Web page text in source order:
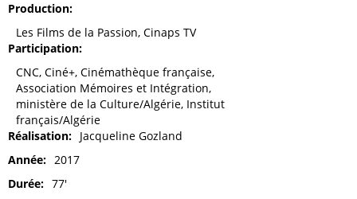
Production
Les Films de la Passion, Cinaps TV
Participation
CNC, Ciné+, Cinémathèque française,
Association Mémoires et Intégration,
ministère de la Culture/Algérie, Institut
français/Algérie
Réalisation
Jacqueline Gozland
Année
2017
Durée
77'